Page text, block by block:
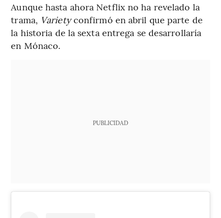
Aunque hasta ahora Netflix no ha revelado la
trama, Varietyconfirmó en abril que parte de
la historia de la sexta entrega se desarrollaría
en Mónaco.
PUBLICIDAD